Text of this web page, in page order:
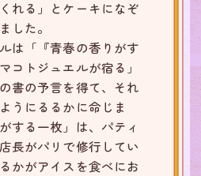
れる」とケーキになぞ
した。
は「『青春の香りがす
コトジュエルが宿る」
書の予言を得て、それ
うにるるかに命じま
する一枚」は、パティ
長がパリで修行してい
かがアイスを食べにお